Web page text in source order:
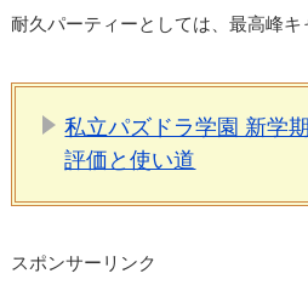
耐久パーティーとしては、最高峰キ
私立パズドラ学園 新学
評価と使い道
スポンサーリンク